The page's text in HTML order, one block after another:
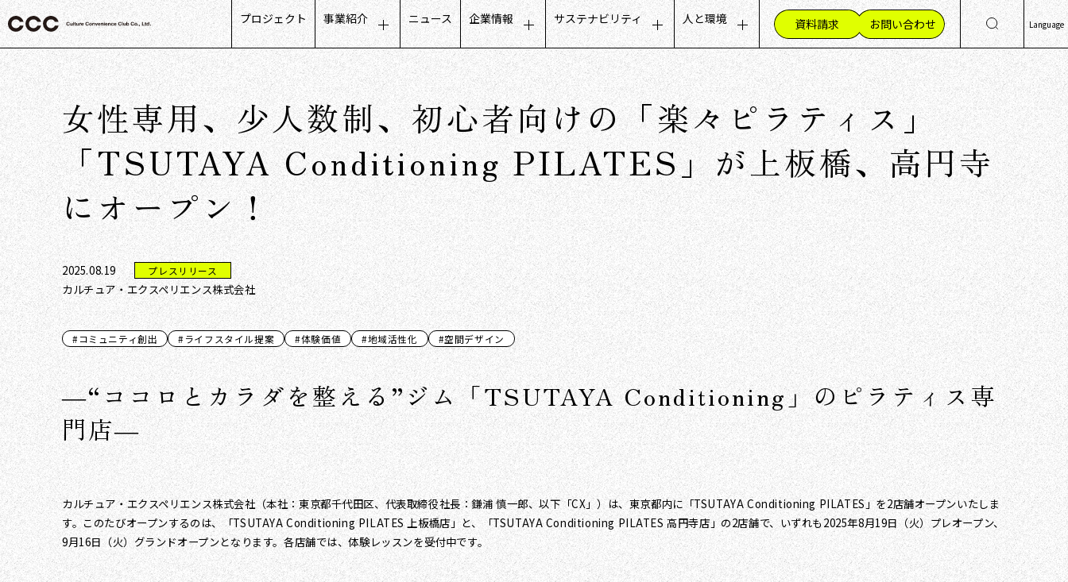
プロジェクト 事業紹介
カスタマーエクスペリエンス
リテールビジネス
ライフデザインビジネス
パートナーコミュニケーション
データベースマーケティング
ニュース 企業情報
トップメッセージ
会社概要
ミッション・ビジョン・価値観
グループ会社
役員構成
沿革
数字で見るCCC
サステナビリティ
サステナビリティに関するメッセージ
公平でインクルーシブな取り組み
地域社会との取り組み
ガバナンスについて
人と環境
募集職種（採用情報）
人材への想い
働く環境
社員の声
資料請求 お問い合わせ Language
日
简
繁
女性専用、少人数制、初心者向けの「楽々ピラティス」
「TSUTAYA Conditioning PILATES」が上板橋、高円寺
にオープン！
2025.08.19 プレスリリース
カルチュア・エクスペリエンス株式会社
#コミュニティ創出 #ライフスタイル提案 #体験価値 #地域活性化 #空間デザイン
―“ココロとカラダを整える”ジム「TSUTAYA Conditioning」のピラティス専
門店―
カルチュア・エクスペリエンス株式会社（本社：東京都千代田区、代表取締役社長：鎌浦 慎一郎、以下「CX」）は、東京都内に「TSUTAYA Conditioning PILATES」を2店舗オープンいたしま
す。このたびオープンするのは、「TSUTAYA Conditioning PILATES 上板橋店」と、「TSUTAYA Conditioning PILATES 高円寺店」の2店舗で、いずれも2025年8月19日（火）プレオープン、
9月16日（火）グランドオープンとなります。各店舗では、体験レッスンを受付中です。